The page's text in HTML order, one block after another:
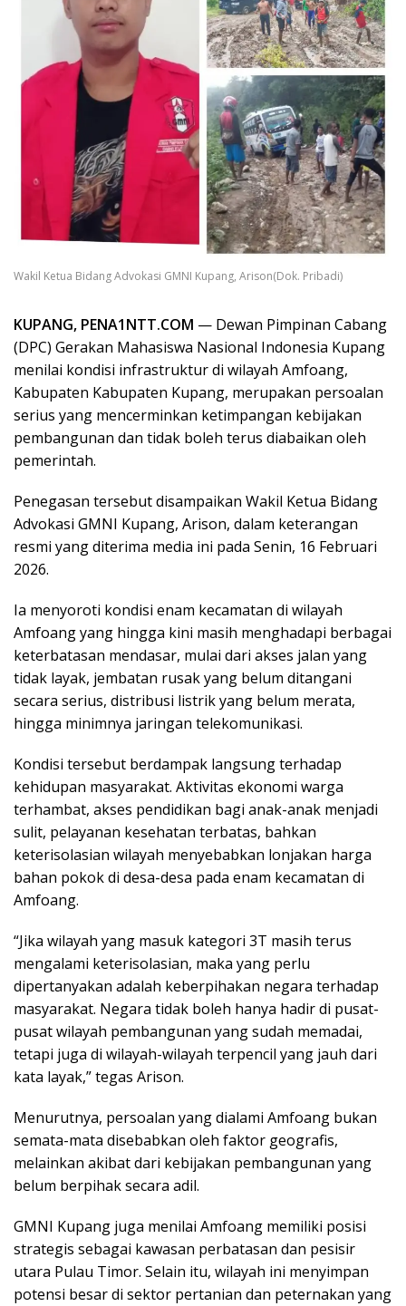
Wakil Ketua Bidang Advokasi GMNI Kupang, Arison(Dok. Pribadi)
KUPANG, PENA1NTT.COM — Dewan Pimpinan Cabang
(DPC) Gerakan Mahasiswa Nasional Indonesia Kupang
menilai kondisi infrastruktur di wilayah Amfoang,
Kabupaten Kabupaten Kupang, merupakan persoalan
serius yang mencerminkan ketimpangan kebijakan
pembangunan dan tidak boleh terus diabaikan oleh
pemerintah.
Penegasan tersebut disampaikan Wakil Ketua Bidang
Advokasi GMNI Kupang, Arison, dalam keterangan
resmi yang diterima media ini pada Senin, 16 Februari
2026.
Ia menyoroti kondisi enam kecamatan di wilayah
Amfoang yang hingga kini masih menghadapi berbagai
keterbatasan mendasar, mulai dari akses jalan yang
tidak layak, jembatan rusak yang belum ditangani
secara serius, distribusi listrik yang belum merata,
hingga minimnya jaringan telekomunikasi.
Kondisi tersebut berdampak langsung terhadap
kehidupan masyarakat. Aktivitas ekonomi warga
terhambat, akses pendidikan bagi anak-anak menjadi
sulit, pelayanan kesehatan terbatas, bahkan
keterisolasian wilayah menyebabkan lonjakan harga
bahan pokok di desa-desa pada enam kecamatan di
Amfoang.
“Jika wilayah yang masuk kategori 3T masih terus
mengalami keterisolasian, maka yang perlu
dipertanyakan adalah keberpihakan negara terhadap
masyarakat. Negara tidak boleh hanya hadir di pusat-
pusat wilayah pembangunan yang sudah memadai,
tetapi juga di wilayah-wilayah terpencil yang jauh dari
kata layak,” tegas Arison.
Menurutnya, persoalan yang dialami Amfoang bukan
semata-mata disebabkan oleh faktor geografis,
melainkan akibat dari kebijakan pembangunan yang
belum berpihak secara adil.
GMNI Kupang juga menilai Amfoang memiliki posisi
strategis sebagai kawasan perbatasan dan pesisir
utara Pulau Timor. Selain itu, wilayah ini menyimpan
potensi besar di sektor pertanian dan peternakan yang